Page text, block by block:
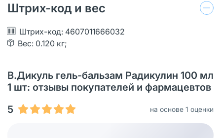
Штрих-код и вес
Штрих-код: 4607011666032
Вес: 0.120 кг;
В.Дикуль гель-бальзам Радикулин 100 мл
1 шт: отзывы покупателей и фармацевтов
5
на основе 1 оценки